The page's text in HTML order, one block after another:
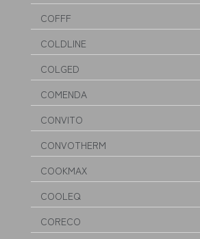
COFFF
COLDLINE
COLGED
COMENDA
CONVITO
CONVOTHERM
COOKMAX
COOLEQ
CORECO